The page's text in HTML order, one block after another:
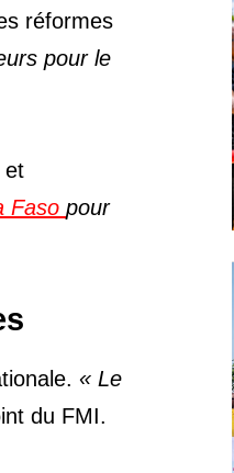
réformes
pour le
et
Faso pour
« Le
du FMI.